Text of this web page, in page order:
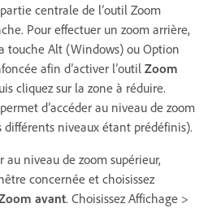
centrale de l’outil Zoom
Pour effectuer un zoom arrière,
touche Alt (Windows) ou Option
afin d’activer l’outil Zoom
cliquez sur la zone à réduire.
d’accéder au niveau de zoom
différents niveaux étant prédéfinis).
au niveau de zoom supérieur,
concernée et choisissez
avant. Choisissez Affichage >